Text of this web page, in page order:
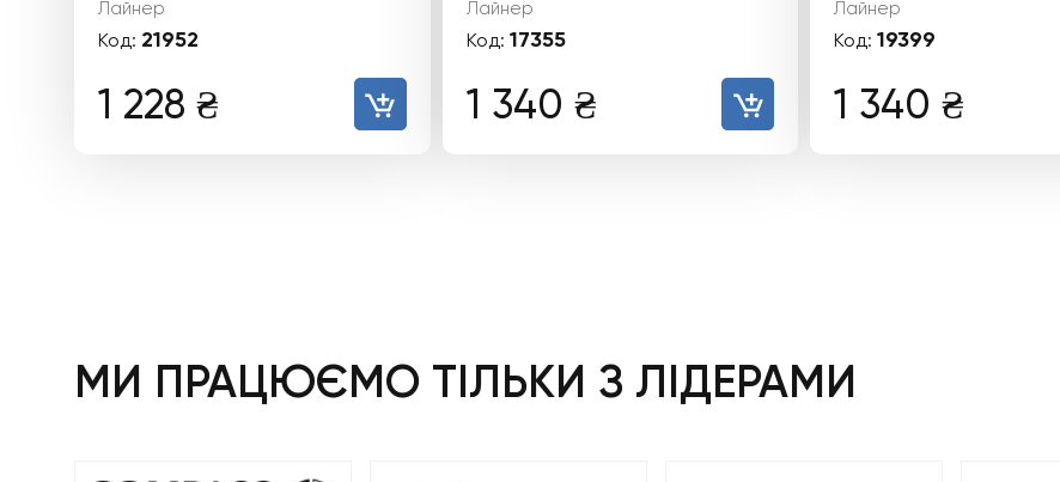
Лайнер
Код: 21952
1 228 ₴
Лайнер
Код: 17355
1 340 ₴
Лайнер
Код: 19399
1 340 ₴
МИ ПРАЦЮЄМО ТІЛЬКИ З ЛІДЕРАМИ